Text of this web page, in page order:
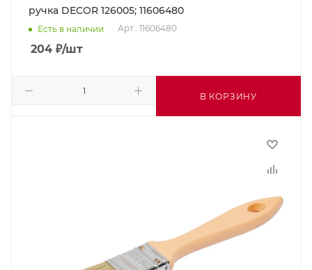
ручка DECOR 126005; 11606480
Есть в наличии Арт.: 11606480
204 ₽/шт
В КОРЗИНУ